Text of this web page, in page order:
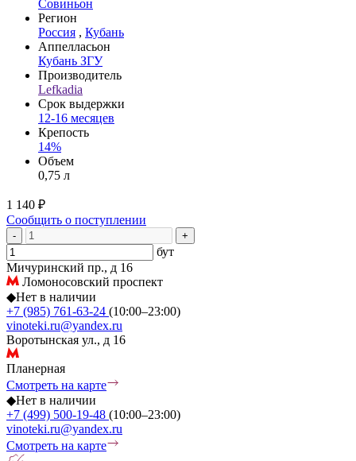
Совиньон
Регион
Россия , Кубань
Аппелласьон
Кубань ЗГУ
Производитель
Lefkadia
Срок выдержки
12-16 месяцев
Крепость
14%
Объем
0,75 л
1 140 ₽
Сообщить о поступлении
- +
бут
Мичуринский пр., д 16
Ломоносовский проспект
◆Нет в наличии
+7 (985) 761-63-24 (10:00–23:00)
vinoteki.ru@yandex.ru
Воротынская ул., д 16
Планерная
Смотреть на карте
◆Нет в наличии
+7 (499) 500-19-48 (10:00–23:00)
vinoteki.ru@yandex.ru
Смотреть на карте